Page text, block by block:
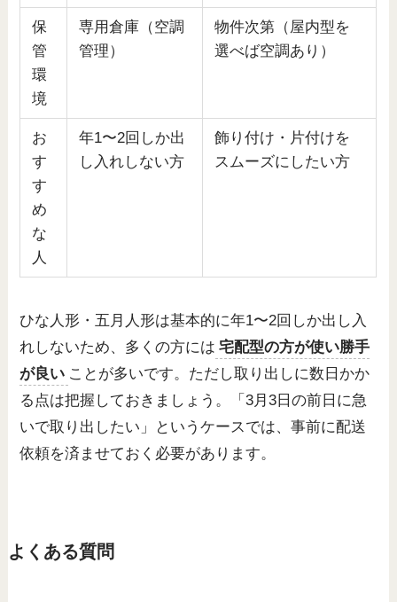
保
管
環
境
専用倉庫（空調
管理）
物件次第（屋内型を
選べば空調あり）
お
す
す
め
な
人
年1〜2回しか出
し入れしない方
飾り付け・片付けを
スムーズにしたい方
ひな人形・五月人形は基本的に年1〜2回しか出し入
れしないため、多くの方には 宅配型の方が使い勝手
が良い ことが多いです。ただし取り出しに数日かか
る点は把握しておきましょう。「3月3日の前日に急
いで取り出したい」というケースでは、事前に配送
依頼を済ませておく必要があります。
よくある質問